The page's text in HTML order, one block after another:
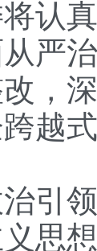
真
严
，
越
领
思